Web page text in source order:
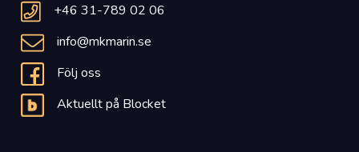
+46 31-789 02 06
info@mkmarin.se
Följ oss
Aktuellt på Blocket